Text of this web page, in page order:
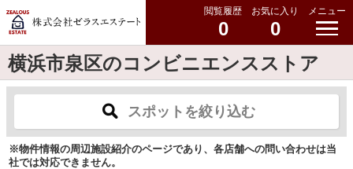
閲覧履歴
0
お気に入り
0
メニュー
横浜市泉区のコンビニエンスストア
スポットを絞り込む
※物件情報の周辺施設紹介のページであり、各店舗への問い合わせは当
社では対応できません。